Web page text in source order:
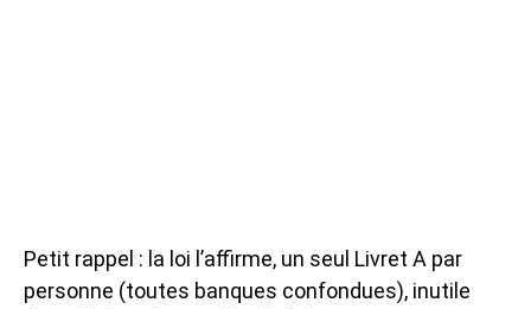
Petit rappel : la loi l’affirme, un seul Livret A par
personne (toutes banques confondues), inutile